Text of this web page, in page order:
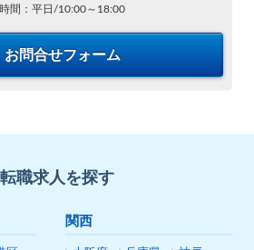
間：平日/10:00～18:00
お問合せフォーム
職求人を探す
関西